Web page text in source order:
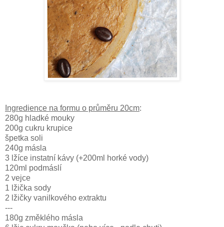
Ingredience na formu o průměru 20cm:
280g hladké mouky
200g cukru krupice
špetka soli
240g másla
3 lžíce instatní kávy (+200ml horké vody)
120ml podmáslí
2 vejce
1 lžička sody
2 lžičky vanilkového extraktu
---
180g změklého másla